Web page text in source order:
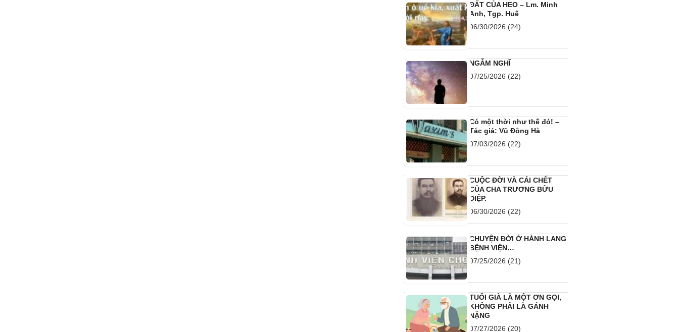
ĐẤT CỦA HEO – Lm. Minh
Anh, Tgp. Huế
06/30/2026 (24)
NGẪM NGHĨ
07/25/2026 (22)
Có một thời như thế đó! –
Tác giả: Vũ Đông Hà
07/03/2026 (22)
CUỘC ĐỜI VÀ CÁI CHẾT
CỦA CHA TRƯƠNG BỬU
DIỆP.
06/30/2026 (22)
CHUYỆN ĐỜI Ở HÀNH LANG
BỆNH VIỆN…
07/25/2026 (21)
TUỔI GIÀ LÀ MỘT ƠN GỌI,
KHÔNG PHẢI LÀ GÁNH
NẶNG
07/27/2026 (20)